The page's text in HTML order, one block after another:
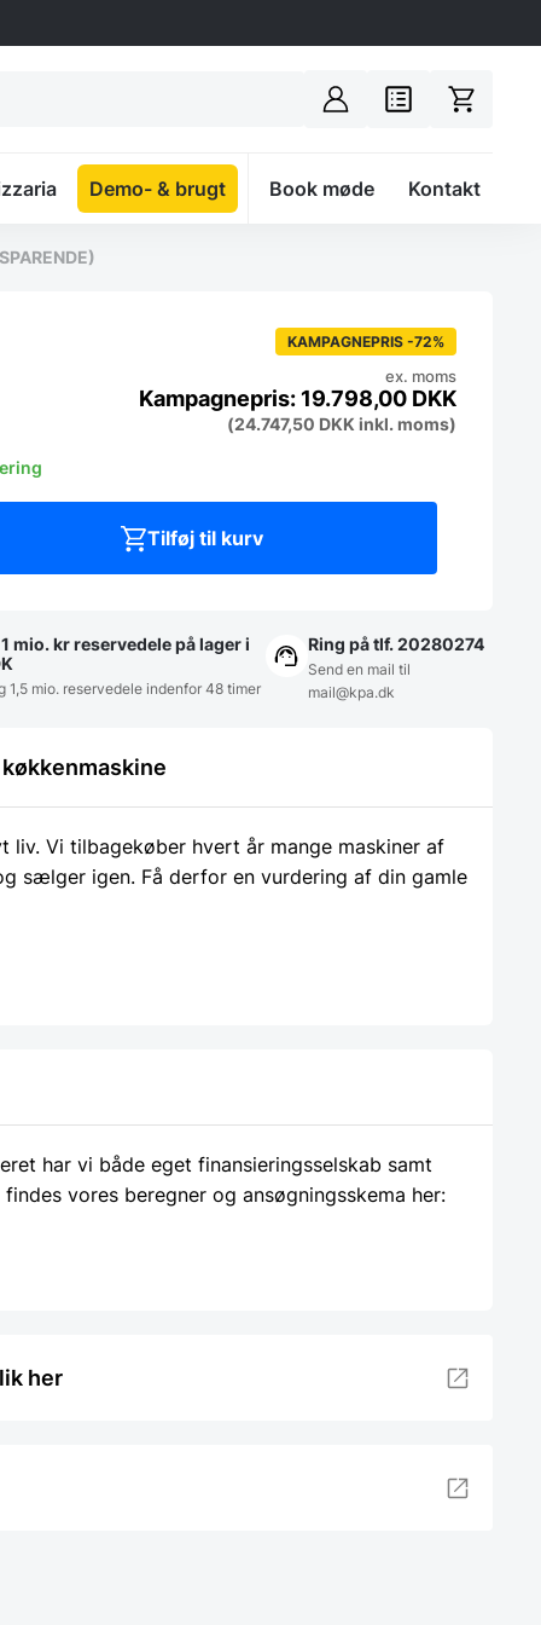
Demo- & brugt Spacer
Book møde Kontakt
KAMPAGNEPRIS -72%
19.798,00 DKK
ex. moms
(24.747,50 DKK inkl. moms)
Tilføj til kurv
mio. kr reservedele på lager i
1,5 mio. reservedele indenfor 48 timer
Ring på tlf. 20280274
Send en mail til
mail@kpa.dk
liv. Vi tilbagekøber hvert år mange maskiner af
sælger igen. Få derfor en vurdering af din gamle
har vi både eget finansieringsselskab samt
vores beregner og ansøgningsskema her:
her